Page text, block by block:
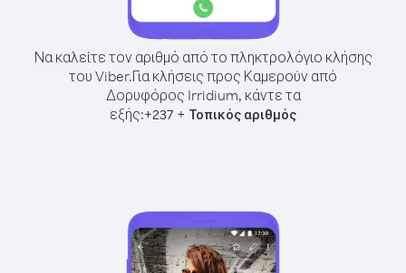
Να καλείτε τον αριθμό από το πληκτρολόγιο κλήσης
του Viber.Για κλήσεις προς Καμερούν από
Δορυφόρος Irridium, κάντε τα
εξής:+237 + Τοπικός αριθμός